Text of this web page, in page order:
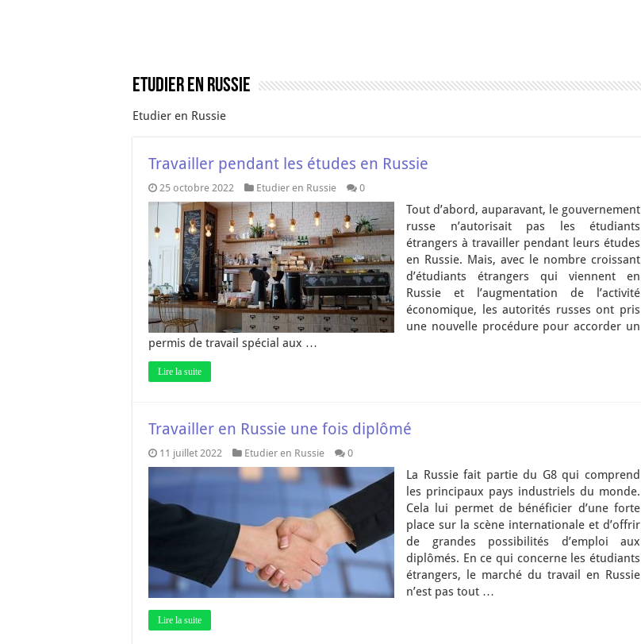
Etudier en Russie
Etudier en Russie
Travailler pendant les études en Russie
25 octobre 2022 Etudier en Russie 0
Tout d’abord, auparavant, le gouvernement
russe n’autorisait pas les étudiants
étrangers à travailler pendant leurs études
en Russie. Mais, avec le nombre croissant
d’étudiants étrangers qui viennent en
Russie et l’augmentation de l’activité
économique, les autorités russes ont pris
une nouvelle procédure pour accorder un
permis de travail spécial aux …
Lire la suite
Travailler en Russie une fois diplômé
11 juillet 2022 Etudier en Russie 0
La Russie fait partie du G8 qui comprend
les principaux pays industriels du monde.
Cela lui permet de bénéficier d’une forte
place sur la scène internationale et d’offrir
de grandes possibilités d’emploi aux
diplômés. En ce qui concerne les étudiants
étrangers, le marché du travail en Russie
n’est pas tout …
Lire la suite